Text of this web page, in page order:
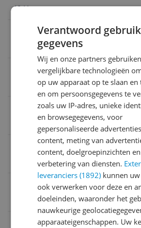
40 Hz
Hoogte
61,5 cm
Hoogte
Energieklasse 2021
8715393415004
Afmetingen
Verantwoord
gegevens
Wij en onze partners
vergelijkbare technologieën
op uw apparaat op te slaan en
en om persoonsgegevens te
zoals uw IP-adres, unieke
en browsegegevens, voor
gepersonaliseerde
content, meting van
content, doelgroepinzichten en
verbetering van diensten.
leveranciers (1892) kunnen
ook verwerken voor deze en
doeleinden, waaronder het
nauwkeurige
apparaateigenschappen. Uw